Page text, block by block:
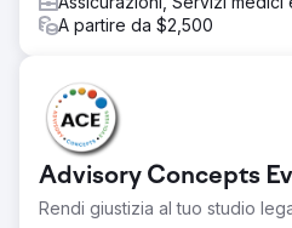
A partire da $2,500
Advisory Concepts
Rendi giustizia al tuo studio